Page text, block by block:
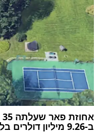
ב-9.26 מיליון דולרים בלבד‏